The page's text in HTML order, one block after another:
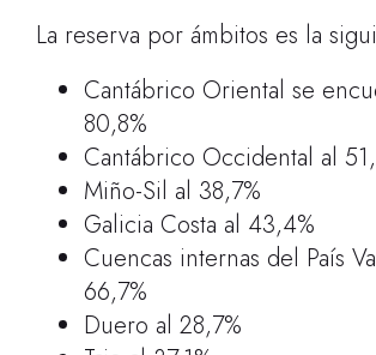
La reserva por ámbitos es la
Cantábrico Oriental se
80,8%
Cantábrico Occidental al
Miño-Sil al 38,7%
Galicia Costa al 43,4%
Cuencas internas del País
66,7%
Duero al 28,7%